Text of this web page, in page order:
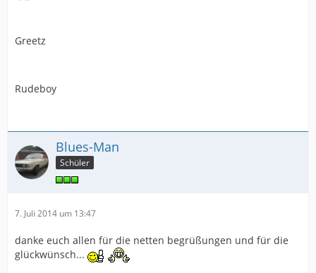
Greetz
Rudeboy
Blues-Man
Schüler
7. Juli 2014 um 13:47
danke euch allen für die netten begrüßungen und für die
glückwünsch...